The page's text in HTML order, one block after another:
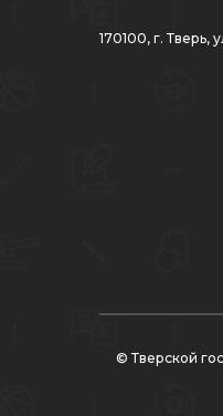
170100, г. Тверь,
© Тверской